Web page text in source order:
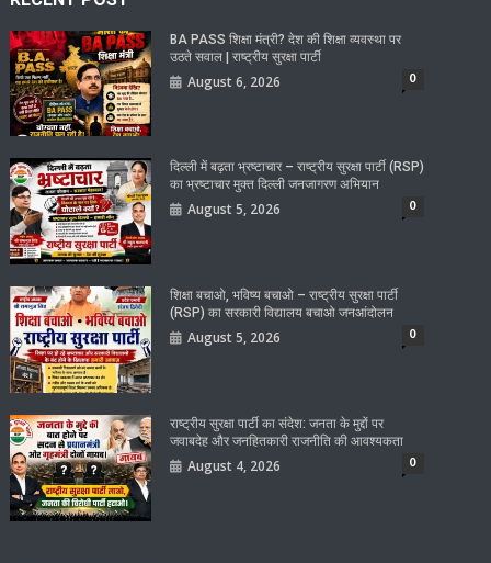
BA PASS शिक्षा मंत्री? देश की शिक्षा व्यवस्था पर
उठते सवाल | राष्ट्रीय सुरक्षा पार्टी
August 6, 2026 0
दिल्ली में बढ़ता भ्रष्टाचार – राष्ट्रीय सुरक्षा पार्टी (RSP)
का भ्रष्टाचार मुक्त दिल्ली जनजागरण अभियान
August 5, 2026 0
शिक्षा बचाओ, भविष्य बचाओ – राष्ट्रीय सुरक्षा पार्टी
(RSP) का सरकारी विद्यालय बचाओ जनआंदोलन
August 5, 2026 0
राष्ट्रीय सुरक्षा पार्टी का संदेश: जनता के मुद्दों पर
जवाबदेह और जनहितकारी राजनीति की आवश्यकता
August 4, 2026 0